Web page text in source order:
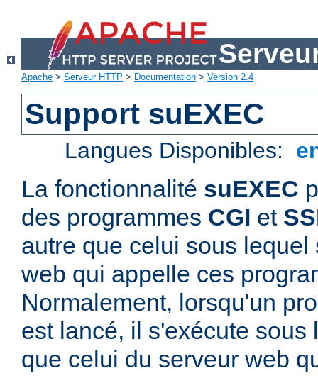
Apache > Serveur HTTP > Documentation > Version 2.4
Support suEXEC
Langues Disponibles:
La fonctionnalité suEXEC
des programmes CGI et
autre que celui sous
web qui appelle ces
Normalement, lorsqu'un
est lancé, il s'exécute sous
que celui du serveur web